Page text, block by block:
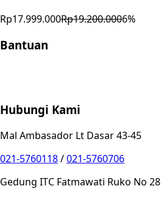
Rp17.999.000Rp19.200.0006%
Bantuan
Hubungi Kami
Mal Ambasador Lt Dasar 43-45
021-5760118/021-5760706
Gedung ITC Fatmawati Ruko No 28